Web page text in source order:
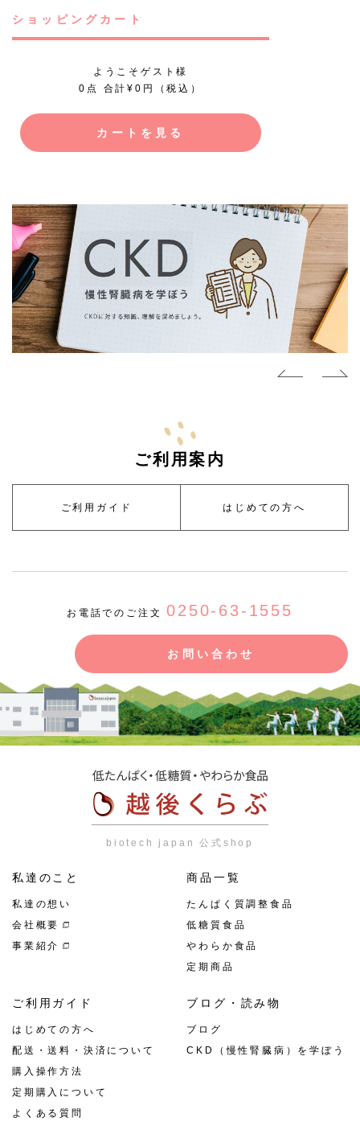
ショッピングカート
ようこそゲスト様
0点 合計¥0円（税込）
カートを見る
ご利用案内
ご利用ガイド はじめての方へ
お電話でのご注文0250-63-1555
お問い合わせ
biotech japan 公式shop
私達のこと
私達の想い
会社概要
事業紹介
商品一覧
たんぱく質調整食品
低糖質食品
やわらか食品
定期商品
ご利用ガイド
はじめての方へ
配送・送料・決済について
購入操作方法
定期購入について
よくある質問
ブログ・読み物
ブログ
CKD（慢性腎臓病）を学ぼう